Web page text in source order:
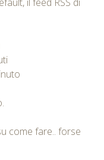
come fare.. forse